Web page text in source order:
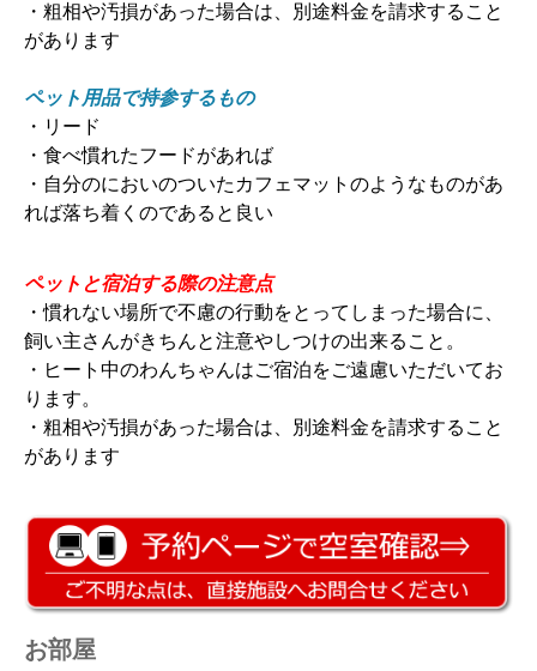
・粗相や汚損があった場合は、別途料金を請求すること
があります
ペット用品で持参するもの
・リード
・食べ慣れたフードがあれば
・自分のにおいのついたカフェマットのようなものがあ
れば落ち着くのであると良い
ペットと宿泊する際の注意点
・慣れない場所で不慮の行動をとってしまった場合に、
飼い主さんがきちんと注意やしつけの出来ること。
・ヒート中のわんちゃんはご宿泊をご遠慮いただいてお
ります。
・粗相や汚損があった場合は、別途料金を請求すること
があります
お部屋